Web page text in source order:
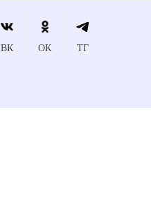
ВК ОК ТГ